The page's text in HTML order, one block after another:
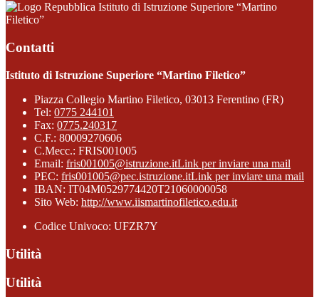
Istituto di Istruzione Superiore “Martino
Filetico”
Contatti
Istituto di Istruzione Superiore “Martino Filetico”
Piazza Collegio Martino Filetico, 03013 Ferentino (FR)
Tel: 0775 244101
Fax: 0775.240317
C.F.: 80009270606
C.Mecc.: FRIS001005
Email: fris001005@istruzione.itLink per inviare una mail
PEC: fris001005@pec.istruzione.itLink per inviare una mail
IBAN: IT04M0529774420T21060000058
Sito Web: http://www.iismartinofiletico.edu.it
Codice Univoco: UFZR7Y
Utilità
Utilità